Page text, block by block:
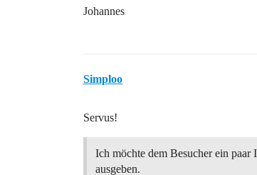
Johannes
Simploo
Servus!
Ich möchte dem Besucher ein paar
ausgeben.